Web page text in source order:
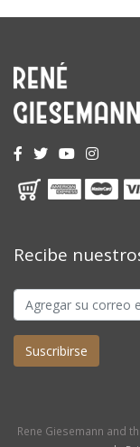
Recibe
Rene Giesemann and